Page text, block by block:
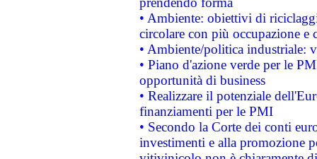
• Ambiente: obiettivi di
circolare con più occupazione e
• Ambiente/politica industriale:
• Piano d'azione verde per le
opportunità di business
• Realizzare il potenziale
finanziamenti per le PMI
• Secondo la Corte dei conti
investimenti e alla promozione